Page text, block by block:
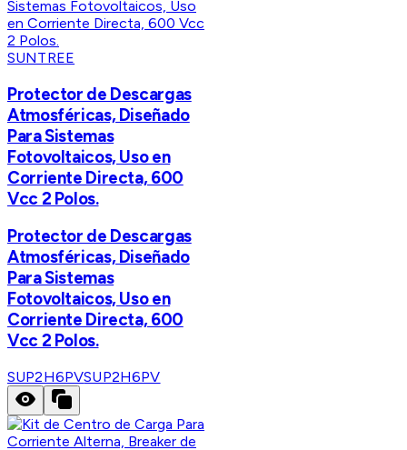
SUNTREE
Protector de Descargas
Atmosféricas, Diseñado
Para Sistemas
Fotovoltaicos, Uso en
Corriente Directa, 600
Vcc 2 Polos.
Protector de Descargas
Atmosféricas, Diseñado
Para Sistemas
Fotovoltaicos, Uso en
Corriente Directa, 600
Vcc 2 Polos.
SUP2H6PVSUP2H6PV